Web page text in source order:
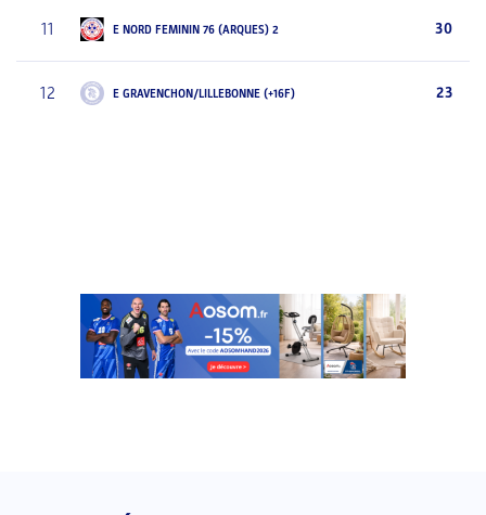
11 E NORD FEMININ 76 (ARQUES) 2 30
12 E GRAVENCHON/LILLEBONNE (+16F) 23